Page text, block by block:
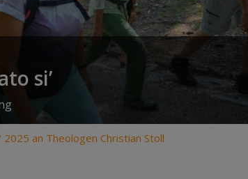
si’
an Theologen Christian Stoll